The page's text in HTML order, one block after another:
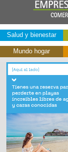
Salud y bienestar
Mundo hogar